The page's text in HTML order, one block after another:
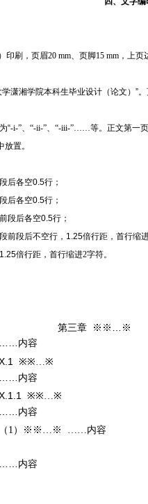
印刷，页眉20 mm、页脚15 mm，上页
学潇湘学院本科生毕业设计（论文）”
“-i-”、“-ii-”、“-iii-”……等。正文第一页
置。
后各空0.5行；
后各空0.5行；
段后各空0.5行；
前段后不空行， 1.25倍行距，首行缩
1.25倍行距，首行缩进2字符。
第三章 ※※…※
……内容
※※…※
……内容
※※…※
……内容
（ 1 ）※※…※ ……内容
……内容